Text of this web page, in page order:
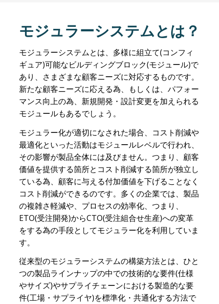
モジュラーシステムとは？
モジュラーシステムとは、多様に組立て(コンフィ
ギュア)可能なビルディングブロック(モジュール)で
あり、さまざまな顧客ニーズに対応するものです。
新たな顧客ニーズに応える為、もしくは、パフォー
マンス向上の為、新規開発・設計変更を加えられる
モジュールもあるでしょう。
モジュラー化が適切になされた場合、コスト削減や
最適化といった活動はモジュールレベルで行われ、
その影響が製品全体には及びません。つまり、顧客
価値を提供する箇所とコスト削減する箇所が独立し
ている為、顧客に与える付加価値を下げることなく
コスト削減ができるのです。多くの企業では、製品
の複雑さ軽減や、プロセスの効率化、つまり、
ETO(受注開発)からCTO(受注組合せ生産)への変革
をする為の手段としてモジュラー化を利用していま
す。
従来型のモジュラーシステムの構築方法とは、ひと
つの製品ラインナップの中での技術的な要件(仕様
やサイズ)やサプライチェーンにおける製造的な要
件(工場・サプライヤ)を標準化・共通化する方法で